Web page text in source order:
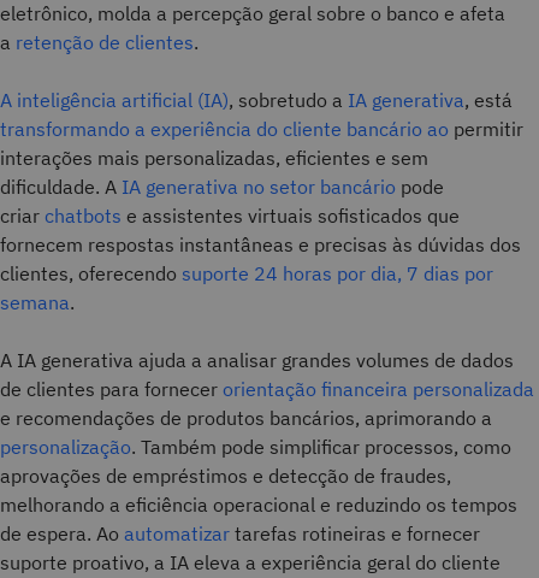
eletrônico, molda a percepção geral sobre o banco e afeta
a retenção de clientes.
A inteligência artificial (IA), sobretudo a IA generativa, está
transformando a experiência do cliente bancário ao permitir
interações mais personalizadas, eficientes e sem
dificuldade. A IA generativa no setor bancário pode
criar chatbots e assistentes virtuais sofisticados que
fornecem respostas instantâneas e precisas às dúvidas dos
clientes, oferecendo suporte 24 horas por dia, 7 dias por
semana.
A IA generativa ajuda a analisar grandes volumes de dados
de clientes para fornecer orientação financeira personalizada
e recomendações de produtos bancários, aprimorando a
personalização. Também pode simplificar processos, como
aprovações de empréstimos e detecção de fraudes,
melhorando a eficiência operacional e reduzindo os tempos
de espera. Ao automatizar tarefas rotineiras e fornecer
suporte proativo, a IA eleva a experiência geral do cliente